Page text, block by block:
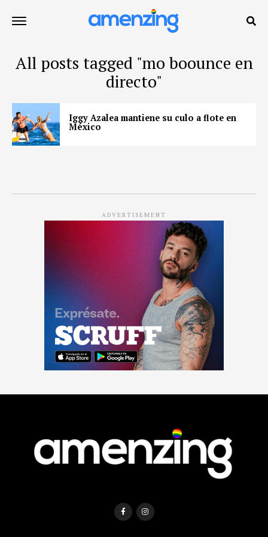
All posts tagged "mo boounce en
directo"
Iggy Azalea mantiene su culo a flote en
México
ADVERTISEMENT